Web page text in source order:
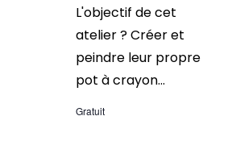
L'objectif de cet
atelier ? Créer et
peindre leur propre
pot à crayon...
Gratuit